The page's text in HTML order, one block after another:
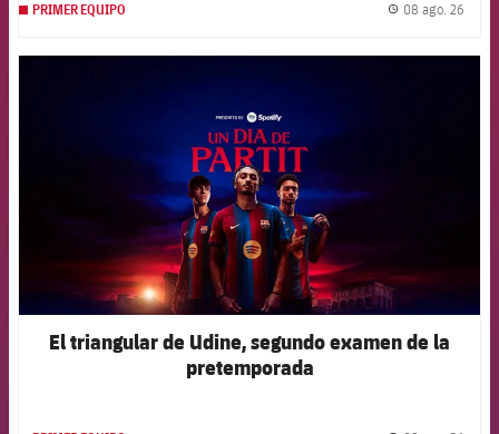
PRIMER EQUIPO 08 ago. 26
El triangular de Udine, segundo examen de la
pretemporada